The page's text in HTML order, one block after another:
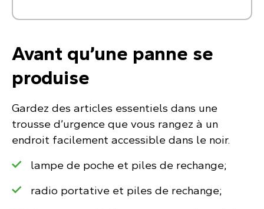
Avant qu’une panne se
produise
Gardez des articles essentiels dans une
trousse d’urgence que vous rangez à un
endroit facilement accessible dans le noir.
lampe de poche et piles de rechange;
radio portative et piles de rechange;